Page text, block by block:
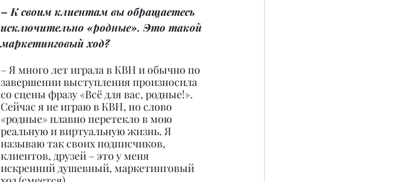
– К своим клиентам вы обращаетесь
исключительно «родные». Это такой
маркетинговый ход?
– Я много лет играла в КВН и обычно по
завершении выступления произносила
со сцены фразу «Всё для вас, родные!».
Сейчас я не играю в КВН, но слово
«родные» плавно перетекло в мою
реальную и виртуальную жизнь. Я
называю так своих подписчиков,
клиентов, друзей – это у меня
искренний душевный, маркетинговый